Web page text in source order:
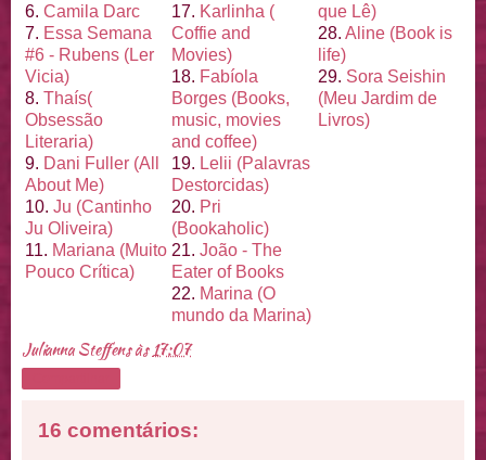
6. Camila Darc
7. Essa Semana
#6 - Rubens (Ler
Vicia)
8. Thaís(
Obsessão
Literaria)
9. Dani Fuller (All
About Me)
10. Ju (Cantinho
Ju Oliveira)
11. Mariana (Muito
Pouco Crítica)
17. Karlinha (
Coffie and
Movies)
18. Fabíola
Borges (Books,
music, movies
and coffee)
19. Lelii (Palavras
Destorcidas)
20. Pri
(Bookaholic)
21. João - The
Eater of Books
22. Marina (O
mundo da Marina)
que Lê)
28. Aline (Book is
life)
29. Sora Seishin
(Meu Jardim de
Livros)
Julianna Steffensàs 17:07
16 comentários: